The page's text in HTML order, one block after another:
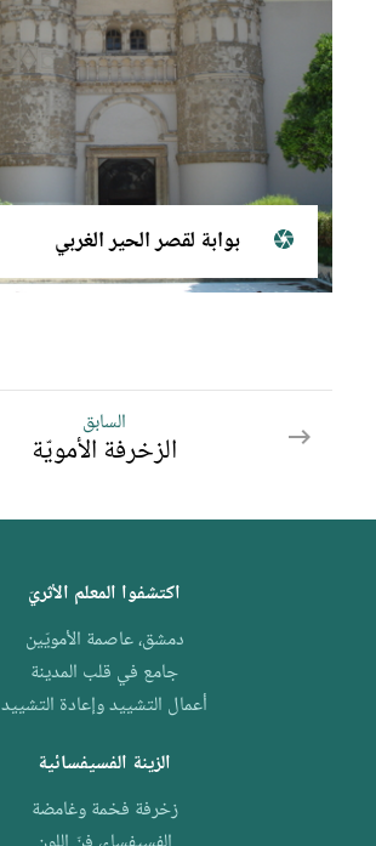
بوابة لقصر الحير الغربي
السابق
السابق
الزخرفة الأمويّة
اكتشفوا المعلم الأثريّ
دمشق، عاصمة الأمويّين
جامع في قلب المدينة
أعمال التشييد وإعادة التشييد
الزينة الفسيفسائية
زخرفة فخمة وغامضة